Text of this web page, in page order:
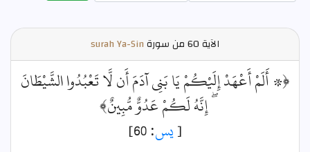
الآية surah Ya-Sin
﴿۞ أَلَمْ أَعْهَدْ إِلَيْكُمْ يَا بَنِي آدَمَ أَن لَّا تَعْبُدُوا الشَّيْطَانَ
ۖ إِنَّهُ لَكُمْ عَدُوٌّ مُّبِينٌ﴾
[يس: 60]